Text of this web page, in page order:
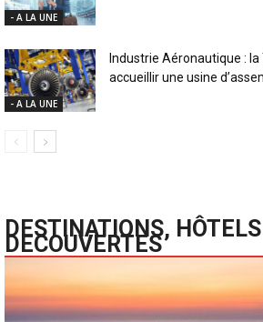
- A LA UNE
- A LA UNE
Industrie Aéronautique :
accueillir une usine
DESTINATIONS,
DECOUVERTES